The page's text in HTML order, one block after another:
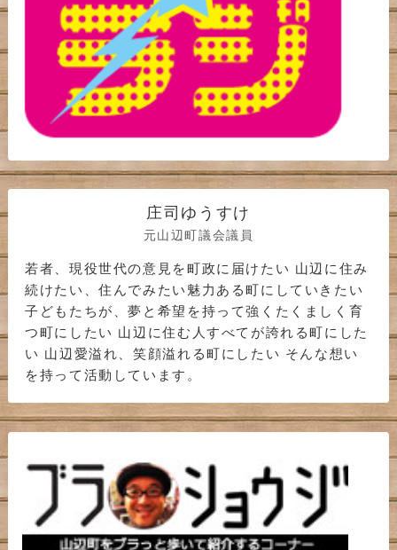
庄司ゆうすけ
元山辺町議会議員
若者、現役世代の意見を町政に届けたい 山辺に住み
続けたい、住んでみたい魅力ある町にしていきたい
子どもたちが、夢と希望を持って強くたくましく育
つ町にしたい 山辺に住む人すべてが誇れる町にした
い 山辺愛溢れ、笑顔溢れる町にしたい そんな想い
を持って活動しています。